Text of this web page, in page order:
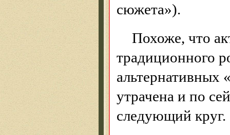
сюжета»).
Похоже, что
традиционного
альтернативных
утрачена и по
следующий круг.